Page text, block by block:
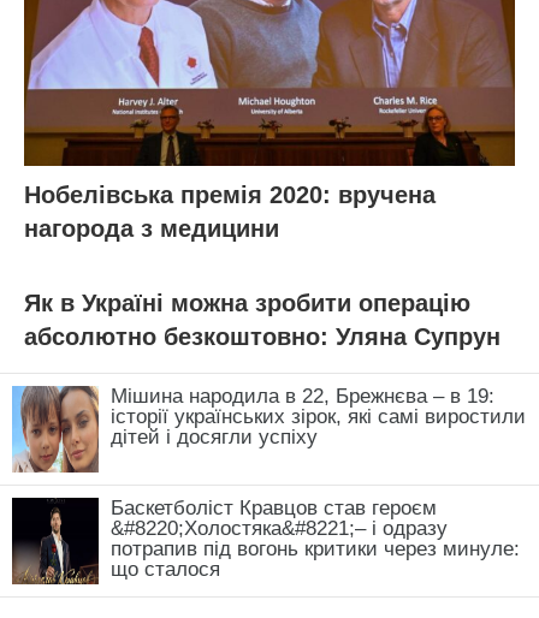
Нобелівська премія 2020: вручена
нагорода з медицини
Як в Україні можна зробити операцію
абсолютно безкоштовно: Уляна Супрун
Мішина народила в 22, Брежнєва – в 19:
історії українських зірок, які самі виростили
дітей і досягли успіху
Баскетболіст Кравцов став героєм
&#8220;Холостяка&#8221;– і одразу
потрапив під вогонь критики через минуле:
що сталося